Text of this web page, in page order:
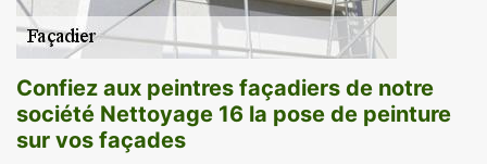
Confiez aux peintres façadiers de notre
société Nettoyage 16 la pose de peinture
sur vos façades